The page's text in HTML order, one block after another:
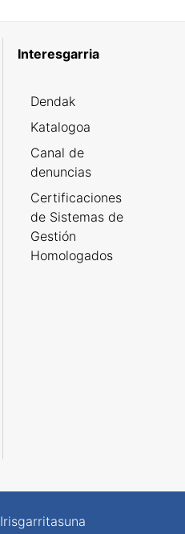
Interesgarria
Dendak
Katalogoa
Canal de
denuncias
Certificaciones
de Sistemas de
Gestión
Homologados
Irisgarritasuna